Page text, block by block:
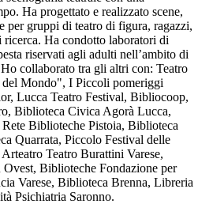
Ha progettato e realizzato scene,
per gruppi di teatro di figura, ragazzi,
ricerca. Ha condotto laboratori di
riservati agli adulti nell’ambito di
collaborato tra gli altri con: Teatro
Mondo", I Piccoli pomeriggi
Lucca Teatro Festival, Bibliocoop,
Biblioteca Civica Agorà Lucca,
Biblioteche Pistoia, Biblioteca
Quarrata, Piccolo Festival delle
Teatro Burattini Varese,
Biblioteche Fondazione per
Varese, Biblioteca Brenna, Libreria
Psichiatria Saronno.